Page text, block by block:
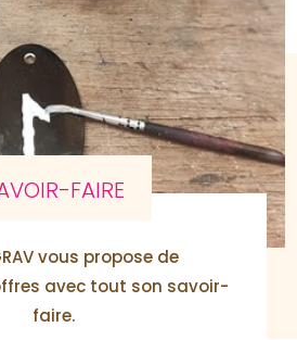
FAIRE
vous propose de
avec tout son savoir-
faire.